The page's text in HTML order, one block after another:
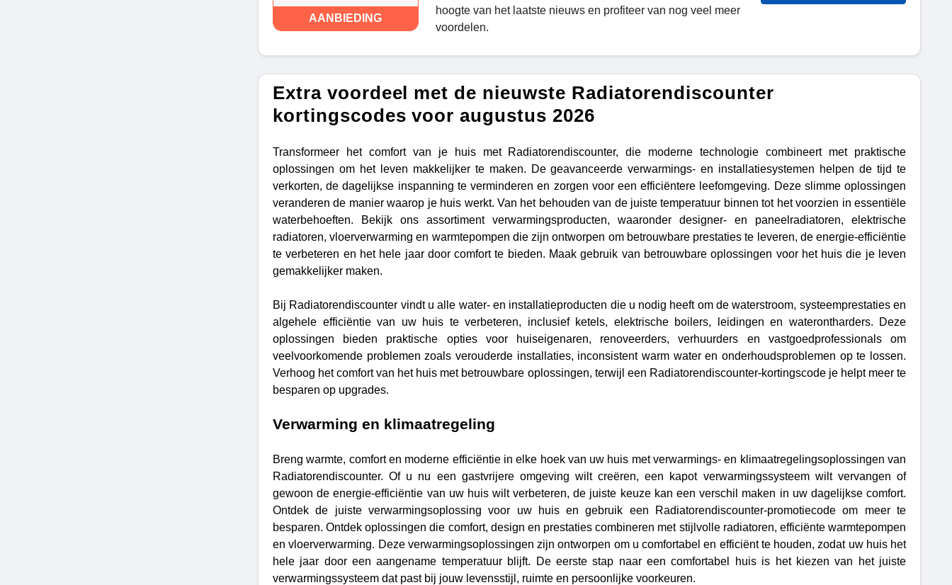
AANBIEDING
hoogte van het laatste nieuws en profiteer van nog veel meer
voordelen.
Extra voordeel met de nieuwste Radiatorendiscounter
kortingscodes voor augustus 2026
Transformeer het comfort van je huis met Radiatorendiscounter, die moderne technologie combineert met praktische
oplossingen om het leven makkelijker te maken. De geavanceerde verwarmings- en installatiesystemen helpen de tijd te
verkorten, de dagelijkse inspanning te verminderen en zorgen voor een efficiëntere leefomgeving. Deze slimme oplossingen
veranderen de manier waarop je huis werkt. Van het behouden van de juiste temperatuur binnen tot het voorzien in essentiële
waterbehoeften. Bekijk ons assortiment verwarmingsproducten, waaronder designer- en paneelradiatoren, elektrische
radiatoren, vloerverwarming en warmtepompen die zijn ontworpen om betrouwbare prestaties te leveren, de energie-efficiëntie
te verbeteren en het hele jaar door comfort te bieden. Maak gebruik van betrouwbare oplossingen voor het huis die je leven
gemakkelijker maken.
Bij Radiatorendiscounter vindt u alle water- en installatieproducten die u nodig heeft om de waterstroom, systeemprestaties en
algehele efficiëntie van uw huis te verbeteren, inclusief ketels, elektrische boilers, leidingen en waterontharders. Deze
oplossingen bieden praktische opties voor huiseigenaren, renoveerders, verhuurders en vastgoedprofessionals om
veelvoorkomende problemen zoals verouderde installaties, inconsistent warm water en onderhoudsproblemen op te lossen.
Verhoog het comfort van het huis met betrouwbare oplossingen, terwijl een Radiatorendiscounter-kortingscode je helpt meer te
besparen op upgrades.
Verwarming en klimaatregeling
Breng warmte, comfort en moderne efficiëntie in elke hoek van uw huis met verwarmings- en klimaatregelingsoplossingen van
Radiatorendiscounter. Of u nu een gastvrijere omgeving wilt creëren, een kapot verwarmingssysteem wilt vervangen of
gewoon de energie-efficiëntie van uw huis wilt verbeteren, de juiste keuze kan een verschil maken in uw dagelijkse comfort.
Ontdek de juiste verwarmingsoplossing voor uw huis en gebruik een Radiatorendiscounter-promotiecode om meer te
besparen. Ontdek oplossingen die comfort, design en prestaties combineren met stijlvolle radiatoren, efficiënte warmtepompen
en vloerverwarming. Deze verwarmingsoplossingen zijn ontworpen om u comfortabel en efficiënt te houden, zodat uw huis het
hele jaar door een aangename temperatuur blijft.
De eerste stap naar een comfortabel huis is het kiezen van het juiste
verwarmingssysteem dat past bij jouw levensstijl, ruimte en persoonlijke voorkeuren.